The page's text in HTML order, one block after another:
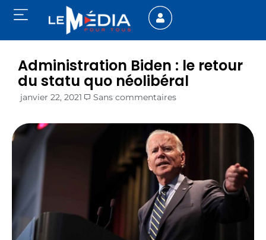
Administration Biden : le retour
du statu quo néolibéral
janvier 22, 2021 Sans commentaires